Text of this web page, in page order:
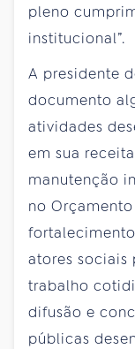
pleno
institucional”.
A presidente
documento
atividades
em sua
manutenção
no
atores sociais
trabalho
difusão e
públicas